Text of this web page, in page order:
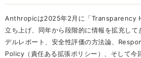
Anthropicは2025年2月に「Transparency
立ち上げ、同年から段階的に情報を拡充して
デルレポート、安全性評価の方法論、
Policy（責任ある拡張ポリシー）、そして今